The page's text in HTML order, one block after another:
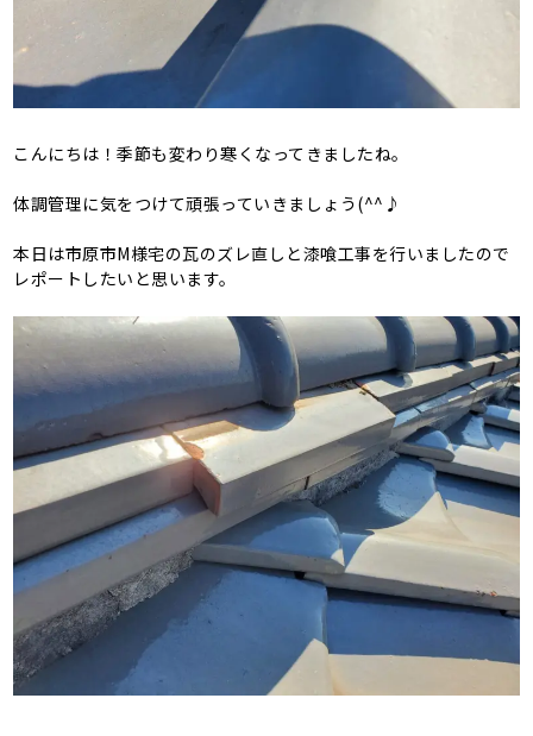
こんにちは！季節も変わり寒くなってきましたね。
体調管理に気をつけて頑張っていきましょう(^^♪
本日は市原市M様宅の瓦のズレ直しと漆喰工事を行いましたので
レポートしたいと思います。